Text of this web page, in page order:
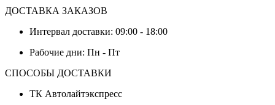
ДОСТАВКА ЗАКАЗОВ
Интервал доставки: 09:00 - 18:00
Рабочие дни: Пн - Пт
СПОСОБЫ ДОСТАВКИ
ТК Автолайтэкспресс